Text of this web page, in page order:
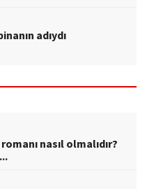
adıydı
nasıl olmalıdır?